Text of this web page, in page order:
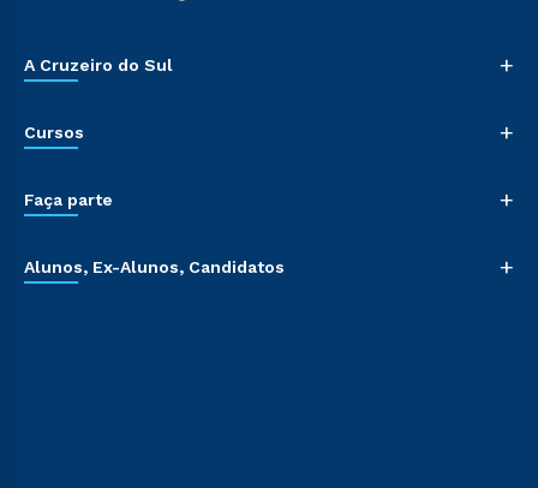
A Cruzeiro do Sul +
Cursos +
Faça parte +
Alunos, Ex-Alunos, Candidatos +